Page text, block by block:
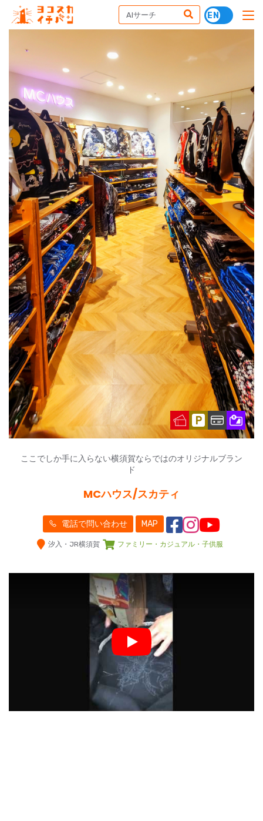
ここでしか手に入らない横須賀ならではのオリジナルブラン
ド
MCハウス/スカティ
電話で問い合わせ MAP
汐入・JR横須賀 ファミリー・カジュアル・子供服
Play